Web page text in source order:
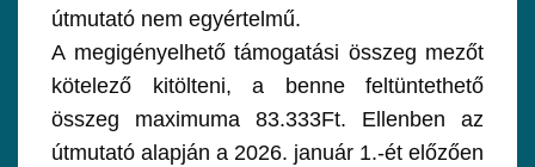
útmutató nem egyértelmű.
A megigényelhető támogatási összeg mezőt
kötelező kitölteni, a benne feltüntethető
összeg maximuma 83.333Ft. Ellenben az
útmutató alapján a 2026. január 1.-ét előzően